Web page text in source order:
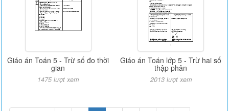
Giáo án Toán 5 - Trừ số đo thời
gian
1475 lượt xem
Giáo án Toán lớp 5 - Trừ hai số
thập phân
2013 lượt xem